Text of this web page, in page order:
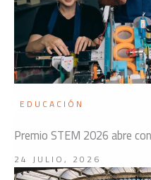
EDUCACIÓN
Premio STEM 2026 abre
24 JULIO, 2026